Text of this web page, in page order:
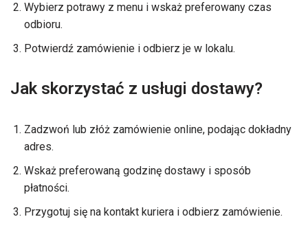
Wybierz potrawy z menu i wskaż preferowany czas
odbioru.
Potwierdź zamówienie i odbierz je w lokalu.
Jak skorzystać z usługi dostawy?
Zadzwoń lub złóż zamówienie online, podając dokładny
adres.
Wskaż preferowaną godzinę dostawy i sposób
płatności.
Przygotuj się na kontakt kuriera i odbierz zamówienie.